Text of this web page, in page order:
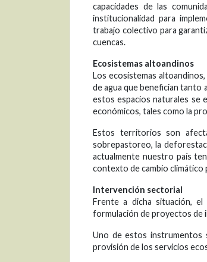
capacidades de las
institucionalidad para
trabajo colectivo para
cuencas.
Ecosistemas altoandinos
Los ecosistemas
de agua que benefician tanto
estos espacios naturales se
económicos, tales como la
Estos territorios son
sobrepastoreo, la
actualmente nuestro país
contexto de cambio climático
Intervención sectorial
Frente a dicha situación,
formulación de proyectos de
Uno de estos instrumentos
provisión de los servicios